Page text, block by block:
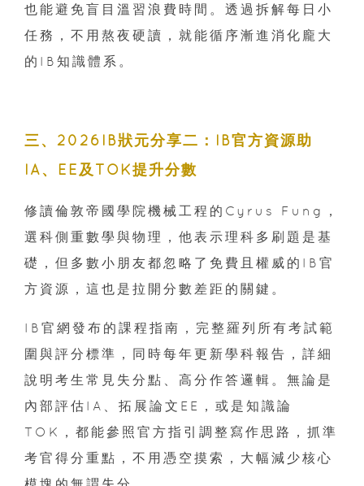
也能避免盲目溫習浪費時間。透過拆解每日小
任務，不用熬夜硬讀，就能循序漸進消化龐大
的IB知識體系。
三、2026IB狀元分享二：IB官方資源助
IA、EE及TOK提升分數
修讀倫敦帝國學院機械工程的Cyrus Fung，
選科側重數學與物理，他表示理科多刷題是基
礎，但多數小朋友都忽略了免費且權威的IB官
方資源，這也是拉開分數差距的關鍵。
IB官網發布的課程指南，完整羅列所有考試範
圍與評分標準，同時每年更新學科報告，詳細
說明考生常見失分點、高分作答邏輯。無論是
內部評估IA、拓展論文EE，或是知識論
TOK，都能參照官方指引調整寫作思路，抓準
考官得分重點，不用憑空摸索，大幅減少核心